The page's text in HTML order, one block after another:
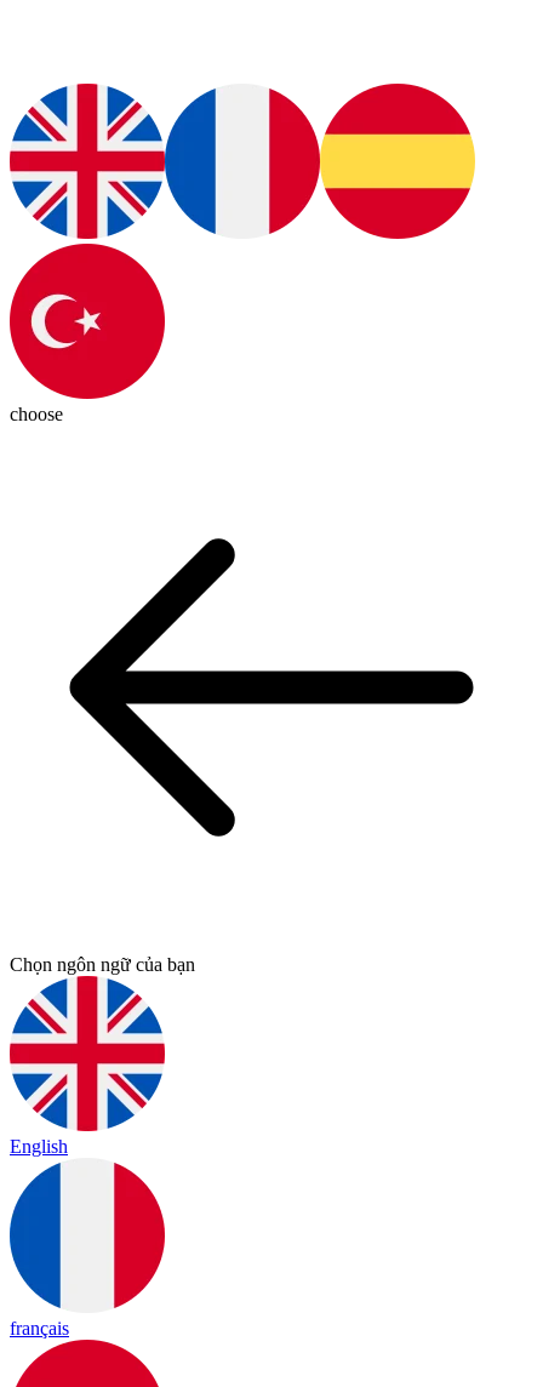
choose
Chọn ngôn ngữ của bạn
English
français